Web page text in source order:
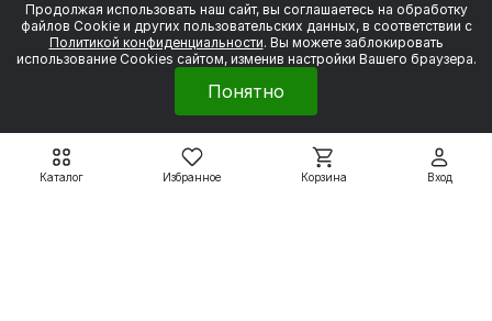
Каталог Избранное Корзина Вход
Продолжая использовать наш сайт, вы соглашаетесь на обработку
файлов Сookie и других пользовательских данных, в соответствии с
Политикой конфиденциальности. Вы можете заблокировать
использование Cookies сайтом, изменив настройки Вашего браузера.
Понятно